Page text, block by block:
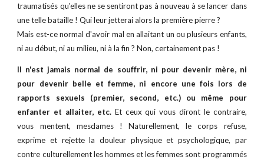
traumatisés qu'elles ne se sentiront pas à nouveau à se lancer dans
une telle bataille ! Qui leur jetterai alors la première pierre ?
Mais est-ce normal d'avoir mal en allaitant un ou plusieurs enfants,
ni au début, ni au milieu, ni à la fin ? Non, certainement pas !
Il n'est jamais normal de souffrir, ni pour devenir mère, ni
pour devenir belle et femme, ni encore une fois lors de
rapports sexuels (premier, second, etc.) ou même pour
enfanter et allaiter, etc. Et ceux qui vous diront le contraire,
vous mentent, mesdames ! Naturellement, le corps refuse,
exprime et rejette la douleur physique et psychologique, par
contre culturellement les hommes et les femmes sont programmés